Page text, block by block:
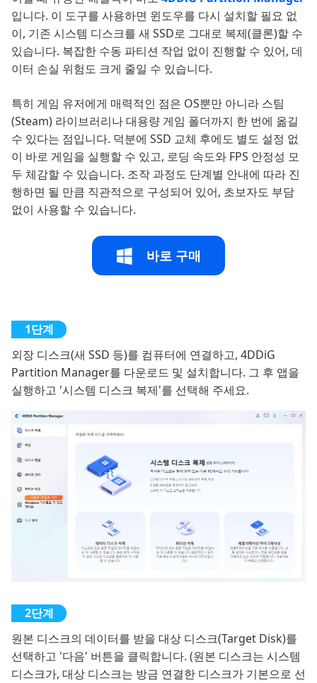
입니다. 이 도구를 사용하면 윈도우를 다시 설치할 필요 없
이, 기존 시스템 디스크를 새 SSD로 그대로 복제(클론)할 수
있습니다. 복잡한 수동 파티션 작업 없이 진행할 수 있어, 데
이터 손실 위험도 크게 줄일 수 있습니다.
특히 게임 유저에게 매력적인 점은 OS뿐만 아니라 스팀
(Steam) 라이브러리나 대용량 게임 폴더까지 한 번에 옮길
수 있다는 점입니다. 덕분에 SSD 교체 후에도 별도 설정 없
이 바로 게임을 실행할 수 있고, 로딩 속도와 FPS 안정성 모
두 체감할 수 있습니다. 조작 과정도 단계별 안내에 따라 진
행하면 될 만큼 직관적으로 구성되어 있어, 초보자도 부담
없이 사용할 수 있습니다.
바로 구매
외장 디스크(새 SSD 등)를 컴퓨터에 연결하고, 4DDiG
Partition Manager를 다운로드 및 설치합니다. 그 후 앱을
실행하고 '시스템 디스크 복제'를 선택해 주세요.
원본 디스크의 데이터를 받을 대상 디스크(Target Disk)를
선택하고 '다음' 버튼을 클릭합니다. (원본 디스크는 시스템
디스크가, 대상 디스크는 방금 연결한 디스크가 기본으로 선